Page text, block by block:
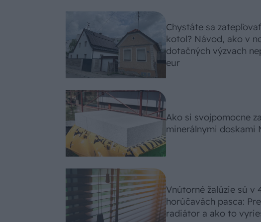
Chystáte sa
kotol? Návod, ako v
dotačných výzvach
eur
Ako si svojpomocne
minerálnymi doskami
Vnútorné žalúzie sú v
horúčavách pasca:
radiátor a ako to